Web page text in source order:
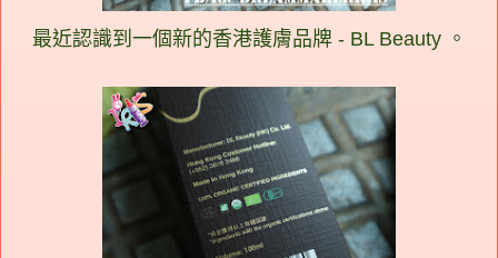
最近認識到一個新的香港護膚品牌 - BL Beauty 。